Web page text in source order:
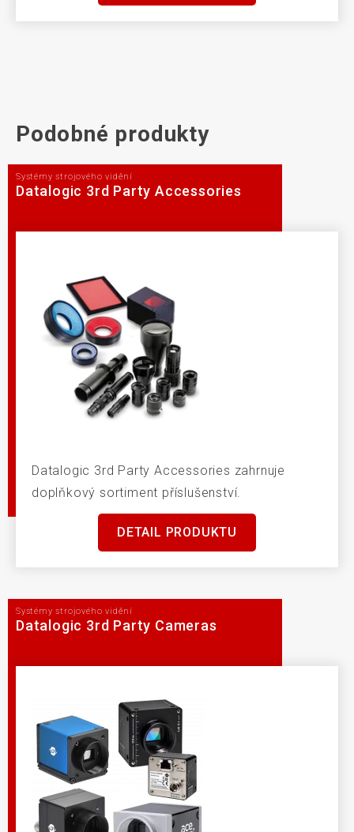
Podobné produkty
Systémy strojového vidění
Datalogic 3rd Party Accessories
Datalogic 3rd Party Accessories zahrnuje
doplňkový sortiment příslušenství.
DETAIL PRODUKTU
Systémy strojového vidění
Datalogic 3rd Party Cameras